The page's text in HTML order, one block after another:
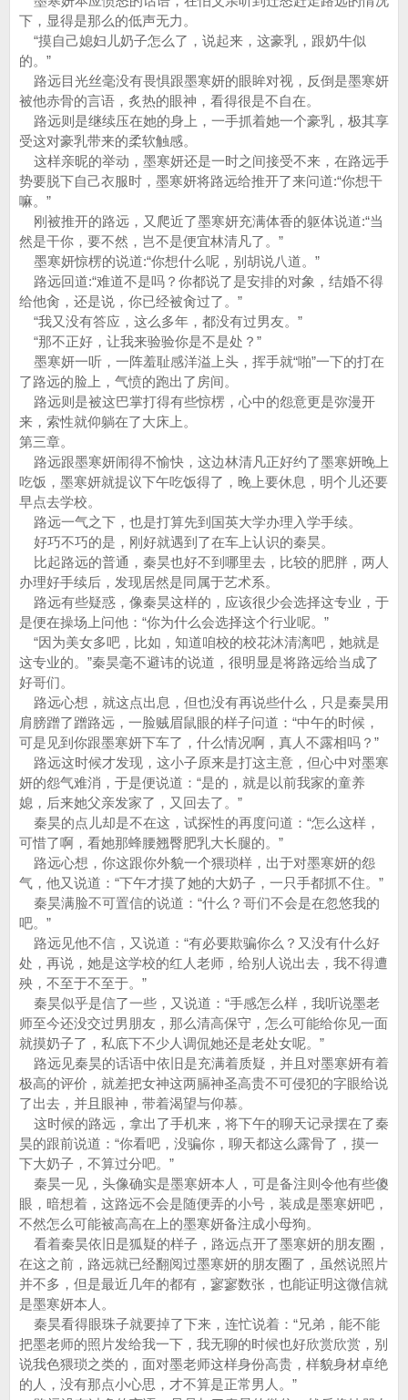
下，显得是那么的低声无力。
“摸自己媳妇儿奶子怎么了，说起来，这豪乳，跟奶牛似
的。”
路远目光丝毫没有畏惧跟墨寒妍的眼眸对视，反倒是墨寒妍
被他赤骨的言语，炙热的眼神，看得很是不自在。
路远则是继续压在她的身上，一手抓着她一个豪乳，极其享
受这对豪乳带来的柔软触感。
这样亲昵的举动，墨寒妍还是一时之间接受不来，在路远手
势要脱下自己衣服时，墨寒妍将路远给推开了来问道:“你想干
嘛。”
刚被推开的路远，又爬近了墨寒妍充满体香的躯体说道:“当
然是干你，要不然，岂不是便宜林清凡了。”
墨寒妍惊楞的说道:“你想什么呢，别胡说八道。”
路远回道:“难道不是吗？你都说了是安排的对象，结婚不得
给他肏，还是说，你已经被肏过了。”
“我又没有答应，这么多年，都没有过男友。”
“那不正好，让我来验验你是不是处？”
墨寒妍一听，一阵羞耻感洋溢上头，挥手就“啪”一下的打在
了路远的脸上，气愤的跑出了房间。
路远则是被这巴掌打得有些惊楞，心中的怨意更是弥漫开
来，索性就仰躺在了大床上。
第三章。
路远跟墨寒妍闹得不愉快，这边林清凡正好约了墨寒妍晚上
吃饭，墨寒妍就提议下午吃饭得了，晚上要休息，明个儿还要
早点去学校。
路远一气之下，也是打算先到国英大学办理入学手续。
好巧不巧的是，刚好就遇到了在车上认识的秦昊。
比起路远的普通，秦昊也好不到哪里去，比较的肥胖，两人
办理好手续后，发现居然是同属于艺术系。
路远有些疑惑，像秦昊这样的，应该很少会选择这专业，于
是便在操场上问他：“你为什么会选择这个行业呢。”
“因为美女多吧，比如，知道咱校的校花沐清漓吧，她就是
这专业的。”秦昊毫不避讳的说道，很明显是将路远给当成了
好哥们。
路远心想，就这点出息，但也没有再说些什么，只是秦昊用
肩膀蹭了蹭路远，一脸贼眉鼠眼的样子问道：“中午的时候，
可是见到你跟墨寒妍下车了，什么情况啊，真人不露相吗？”
路远这时候才发现，这小子原来是打这主意，但心中对墨寒
妍的怨气难消，于是便说道：“是的，就是以前我家的童养
媳，后来她父亲发家了，又回去了。”
秦昊的点儿却是不在这，试探性的再度问道：“怎么这样，
可惜了啊，看她那蜂腰翘臀肥乳大长腿的。”
路远心想，你这跟你外貌一个猥琐样，出于对墨寒妍的怨
气，他又说道：“下午才摸了她的大奶子，一只手都抓不住。”
秦昊满脸不可置信的说道：“什么？哥们不会是在忽悠我的
吧。”
路远见他不信，又说道：“有必要欺骗你么？又没有什么好
处，再说，她是这学校的红人老师，给别人说出去，我不得遭
殃，不至于不至于。”
秦昊似乎是信了一些，又说道：“手感怎么样，我听说墨老
师至今还没交过男朋友，那么清高保守，怎么可能给你见一面
就摸奶子了，私底下不少人调侃她还是老处女呢。”
路远见秦昊的话语中依旧是充满着质疑，并且对墨寒妍有着
极高的评价，就差把女神这两膈神圣高贵不可侵犯的字眼给说
了出去，并且眼神，带着渴望与仰慕。
这时候的路远，拿出了手机来，将下午的聊天记录摆在了秦
昊的跟前说道：“你看吧，没骗你，聊天都这么露骨了，摸一
下大奶子，不算过分吧。”
秦昊一见，头像确实是墨寒妍本人，可是备注则令他有些傻
眼，暗想着，这路远不会是随便弄的小号，装成是墨寒妍吧，
不然怎么可能被高高在上的墨寒妍备注成小母狗。
看着秦昊依旧是狐疑的样子，路远点开了墨寒妍的朋友圈，
在这之前，路远就已经翻阅过墨寒妍的朋友圈了，虽然说照片
并不多，但是最近几年的都有，寥寥数张，也能证明这微信就
是墨寒妍本人。
秦昊看得眼珠子就要掉了下来，连忙说着：“兄弟，能不能
把墨老师的照片发给我一下，我无聊的时候也好欣赏欣赏，别
说我色猥琐之类的，面对墨老师这样身份高贵，样貌身材卓绝
的人，没有那点小心思，才不算是正常男人。”